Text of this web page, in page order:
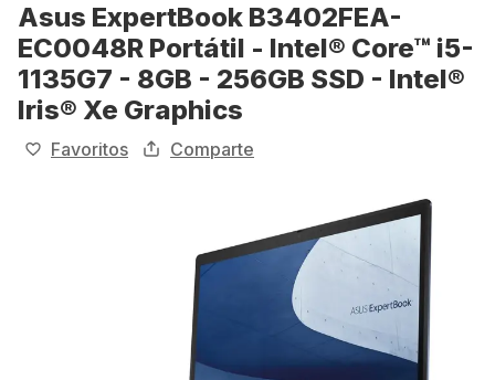
Asus ExpertBook B3402FEA-
EC0048R Portátil - Intel® Core™ i5-
1135G7 - 8GB - 256GB SSD - Intel®
Iris® Xe Graphics
Favoritos Comparte